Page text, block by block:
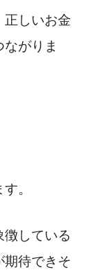
正しいお金
がりま
。
している
期待できそ